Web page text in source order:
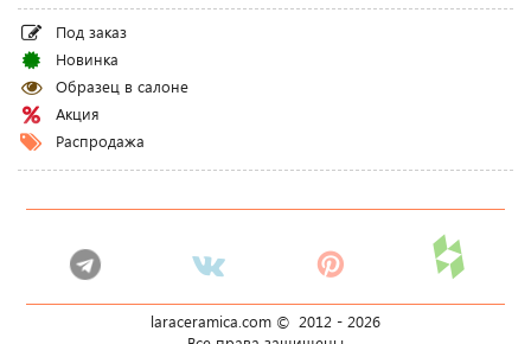
Под заказ
Новинка
Образец в салоне
Акция
Распродажа
laraceramica.com © 2012 - 2026